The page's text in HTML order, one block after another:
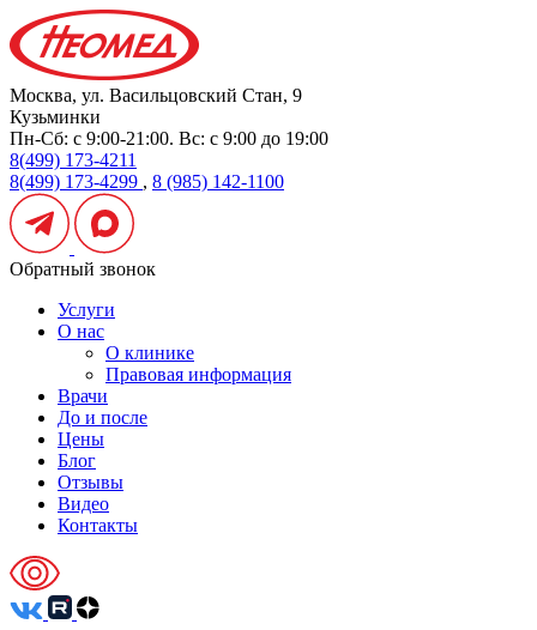
Москва, ул. Васильцовский Стан, 9
Кузьминки
Пн-Сб: с 9:00-21:00. Вс: с 9:00 до 19:00
8(499) 173-4211
8(499) 173-4299 , 8 (985) 142-1100
Обратный звонок
Услуги
О нас
О клинике
Правовая информация
Врачи
До и после
Цены
Блог
Отзывы
Видео
Контакты